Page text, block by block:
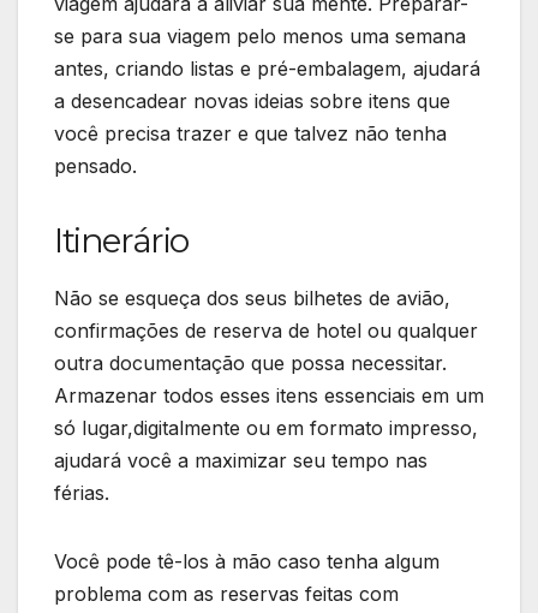
se para sua viagem pelo menos uma semana
antes, criando listas e pré-embalagem, ajudará
a desencadear novas ideias sobre itens que
você precisa trazer e que talvez não tenha
pensado.
Itinerário
Não se esqueça dos seus bilhetes de avião,
confirmações de reserva de hotel ou qualquer
outra documentação que possa necessitar.
Armazenar todos esses itens essenciais em um
só lugar,digitalmente ou em formato impresso,
ajudará você a maximizar seu tempo nas
férias.
Você pode tê-los à mão caso tenha algum
problema com as reservas feitas com